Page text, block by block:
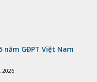
năm GĐPT Việt Nam
2026